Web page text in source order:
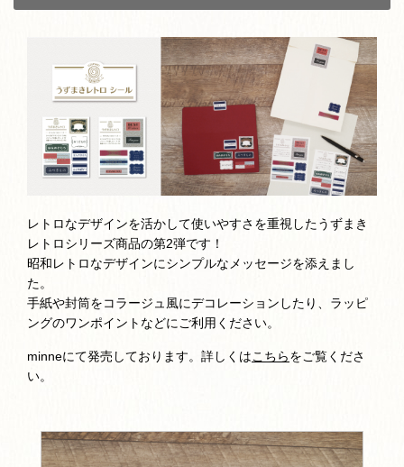
レトロなデザインを活かして使いやすさを重視したうずまき
レトロシリーズ商品の第2弾です！
昭和レトロなデザインにシンプルなメッセージを添えまし
た。
手紙や封筒をコラージュ風にデコレーションしたり、ラッピ
ングのワンポイントなどにご利用ください。
minneにて発売しております。詳しくはこちらをご覧くださ
い。